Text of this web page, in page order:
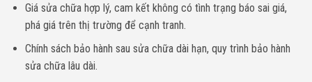
Giá sửa chữa hợp lý, cam kết không có tình trạng báo sai giá,
phá giá trên thị trường để cạnh tranh.
Chính sách bảo hành sau sửa chữa dài hạn, quy trình bảo hành
sửa chữa lâu dài.